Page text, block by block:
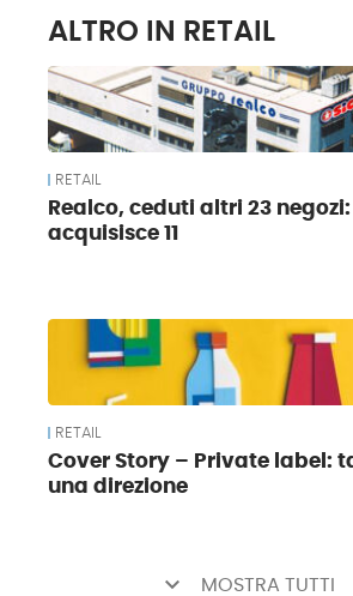
ALTRO IN RETAIL
RETAIL
Realco, ceduti altri 23 negozi:
acquisisce 11
RETAIL
Cover Story – Private label:
una direzione
keyboard_arrow_down MOSTRA TUTTI